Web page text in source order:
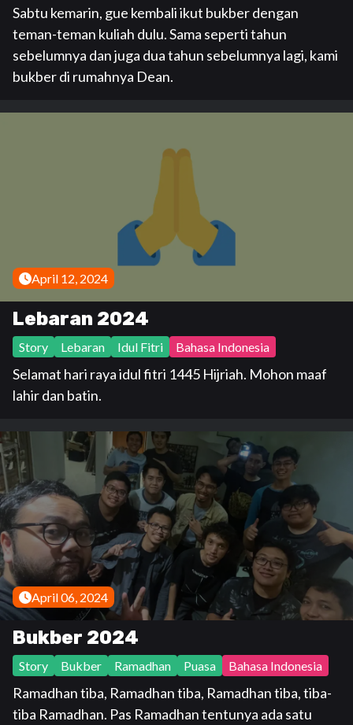
Sabtu kemarin, gue kembali ikut bukber dengan
teman-teman kuliah dulu. Sama seperti tahun
sebelumnya dan juga dua tahun sebelumnya lagi, kami
bukber di rumahnya Dean.
April 12, 2024
Lebaran 2024
Story Lebaran Idul Fitri Bahasa Indonesia
Selamat hari raya idul fitri 1445 Hijriah. Mohon maaf
lahir dan batin.
April 06, 2024
Bukber 2024
Story Bukber Ramadhan Puasa Bahasa Indonesia
Ramadhan tiba, Ramadhan tiba, Ramadhan tiba, tiba-
tiba Ramadhan. Pas Ramadhan tentunya ada satu